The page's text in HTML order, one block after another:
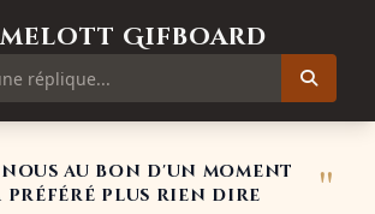
Gifboard
au bon d'un moment
préféré plus rien dire
"